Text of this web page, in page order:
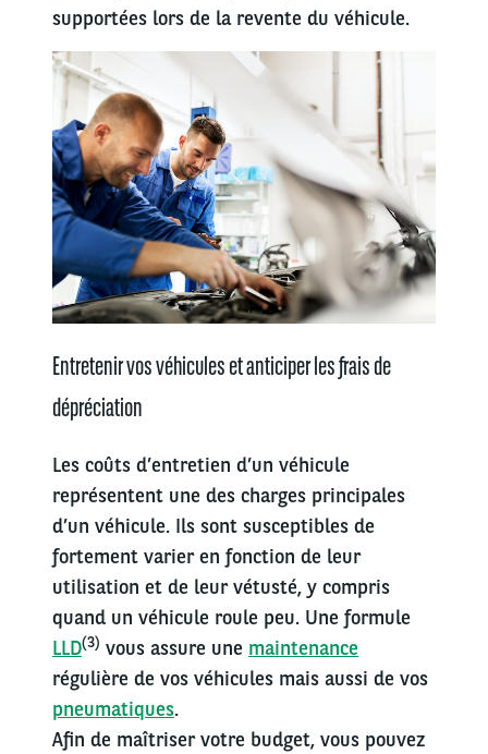
supportées lors de la revente du véhicule.
Entretenir vos véhicules et anticiper les frais de
dépréciation
Les coûts d’entretien d’un véhicule
représentent une des charges principales
d’un véhicule. Ils sont susceptibles de
fortement varier en fonction de leur
utilisation et de leur vétusté, y compris
quand un véhicule roule peu. Une formule
LLD(3) vous assure une maintenance
régulière de vos véhicules mais aussi de vos
pneumatiques.
Afin de maîtriser votre budget, vous pouvez